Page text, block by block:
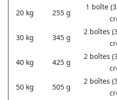
20 kg
255 g
1 boîte
30 kg
345 g
2 boîtes
40 kg
425 g
2 boîtes
50 kg
505 g
2 boîtes